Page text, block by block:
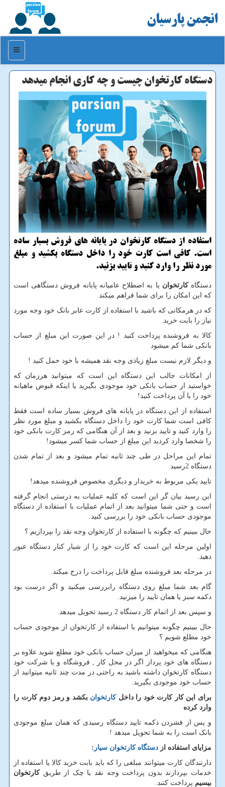
انجمن پارسیان
منو
دستگاه كارتخوان چیست و چه كاری انجام میدهد
استفاده از دستگاه كارتخوان در پایانه های فروش بسیار ساده
است. كافی است كارت خود را داخل دستگاه بكشید و مبلغ
مورد نظر را وارد كنید و تایید بزنید.
دستگاهکارتخوان یا به اصطلاح عامیانه پایانه فروش دستگاهی است
که این امکان را برای شما فراهم میکند
که در هرمکانی که باشید با استفاده از کارت عابر بانک خود وجه مورد
نیاز را بابت خرید
کالا به فروشنده پرداخت کنید ! در این صورت این مبلغ از حساب
بانکی شما کم میشود
و دیگر لازم نیست مبلغ زیاذی وجه نقد همیشه با خود حمل کنید !
از امکانات جالب این دستگاه این است که میتوانید هرزمان که
خواستید از حساب بانکی خود موجودی بگیرید یا اینکه قبوض ماهیانه
خود را با آن پرداخت کنید!
استفاده از این دستگاه در پایانه های فروش بسیار ساده است فقط
کافی است شما کارت خود را داخل دستگاه بکشید و مبلغ مورد نظر
را وارد کنید و تایید بزنید و بعد از آن هنگامی که رمز کارت بانکی خود
را شخصا وارد کردید این مبلغ از حساب شما کسر میشود!
تمام این مراحل در طی چند ثانیه تمام میشود و بعد از تمام شدن
دستگاه 2رسید
تایید یکی مربوط به خریدار و دیگری مخصوص فروشنده میدهد!
این رسید بیان گر این است که کلیه عملیات به درستی انجام گرفته
است و حتی شما میتوانید بعد از اتمام عملیات با استفاده از دستگاه
موجودی حساب بانکی خود را بررسی کنید.
حال ببینیم که چگونه با استفاده از کارتخوان وجه نقد را بپردازیم ؟
اولین مرحله این است که کارت خود را از شیار کنار دستگاه عبور
دهید.
در مرحله بعد فروشنده مبلغ قابل پرداخت را درج میکند.
گام بعد شما مبلغ روی دستگاه رابررسی میکنید و اگر درست بود
دکمه سبز یا همان تایید را میزنید.
و سپس بعد از اتمام کار دستگاه 2 رسید تحویل میدهد.
حال ببینیم چگونه میتوانیم با استفاده از کارتخوان از موجودی حساب
خود مطلع شویم ؟
هنگامی که میخواهید از میزان حساب بانکی خود مطلع شوید علاوه بر
دستگاه های خود پرداز اگر در محل کار , فروشگاه و یا شرکت خود
دستگاه کارتخوان داشته باشید به راحتی در مدت چند ثانیه میتوانید از
حساب خود موجودی بگیرید.
برای این کار کارت خود را داخلکارتخوان بکشد و رمز دوم کارت را
وارد کرده
و پس از فشردن دکمه تایید دستگاه رسیدی که همان مبلغ موجودی
بانک است را به شما تحویل میدهد !
مزایای استفاده از دستگاه کارتخوان سیار :
دارنندگان کارت میتوانند مبلغی را که باید بابت خرید کالا یا استفاده از
خدمات بپردازند بدون پرداخت وجه نقد یا چک از طریقکارتخوان
بیسیم پرداخت کنند.